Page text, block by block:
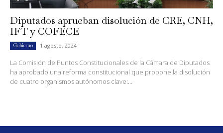
Diputados aprueban disolución de CRE, CNH,
IFT y COFECE
Gobierno 1 agosto, 2024
La Comisión de Puntos Constitucionales de la Cámara de Diputados
ha aprobado una reforma constitucional que propone la disolución
de cuatro organismos autónomos clave:...